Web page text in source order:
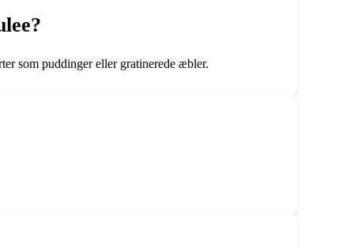
som puddinger eller gratinerede æbler.